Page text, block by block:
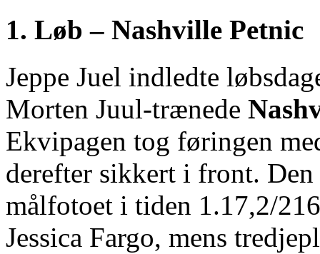
1. Løb – Nashville Petnic
Jeppe Juel indledte
Morten Juul-trænede
Ekvipagen tog føringen
derefter sikkert i front.
målfotoet i tiden 1.17,2/
Jessica Fargo, mens